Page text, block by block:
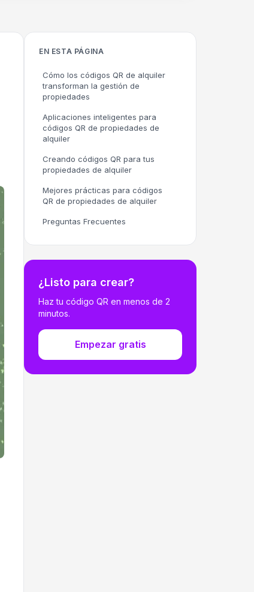
EN ESTA PÁGINA
Cómo los códigos QR de alquiler
transforman la gestión de
propiedades
Aplicaciones inteligentes para
códigos QR de propiedades de
alquiler
Creando códigos QR para tus
propiedades de alquiler
Mejores prácticas para códigos
QR de propiedades de alquiler
Preguntas Frecuentes
¿Listo para crear?
Haz tu código QR en menos de 2
minutos.
Empezar gratis